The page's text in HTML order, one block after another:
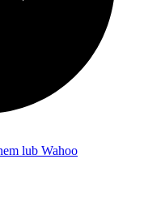
lub Wahoo